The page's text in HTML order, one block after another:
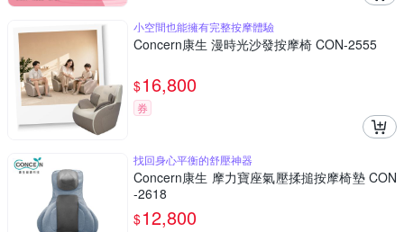
小空間也能擁有完整按摩體驗
Concern康生 漫時光沙發按摩椅 CON-2555
$16,800
券
找回身心平衡的舒壓神器
Concern康生 摩力寶座氣壓揉搥按摩椅墊 CON
-2618
$12,800